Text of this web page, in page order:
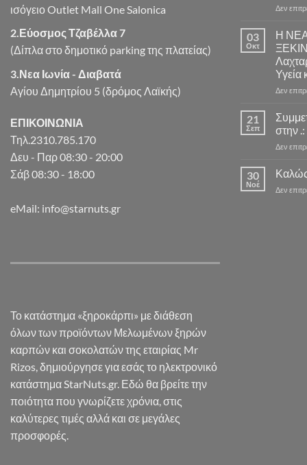
ισόγειο Outlet Mall One Salonica
2.Εύοσμος Τζαβέλλα 7
(Δίπλα στο δημοτικό parking της πλατείας)
3.Νεα Ιωνία - Διαβατά
Αγίου Δημητρίου 5 (δρόμος Λαϊκής)
ΕΠΙΚΟΙΝΩΝΙΑ
Τηλ.2310.785.170
Δευ - Παρ 08:30 - 20:00
Σάβ 08:30 - 18:00
eMail: info@starnuts.gr
Το κατάστημα «ξηροκάρπι» με διάθεση
όλων των προϊόντων Μελωμένων ξηρών
καρπών και σοκολατών της εταιρίας Mr
Rizos, δημιούργησε για εσάς το ηλεκτρονικό
κατάστημα StarNuts.gr. Εδώ θα βρείτε την
ποιότητα που γνωρίζετε χρόνια, στις
καλύτερες τιμές αλλά και σε μεγάλες
προσφορές.
Δεν
03
Οκτ
Η
Υγεία
Δεν
21
Σεπ
στην
Δεν
30
Νοέ
Καλώς
Δεν